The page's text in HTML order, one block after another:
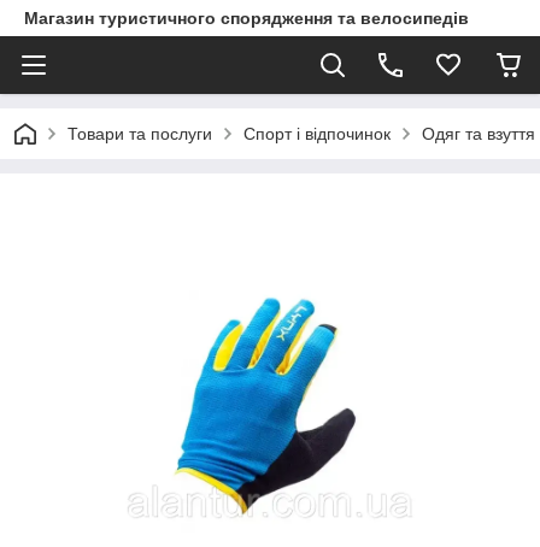
Магазин туристичного спорядження та велосипедів
Товари та послуги Спорт і відпочинок Одяг та